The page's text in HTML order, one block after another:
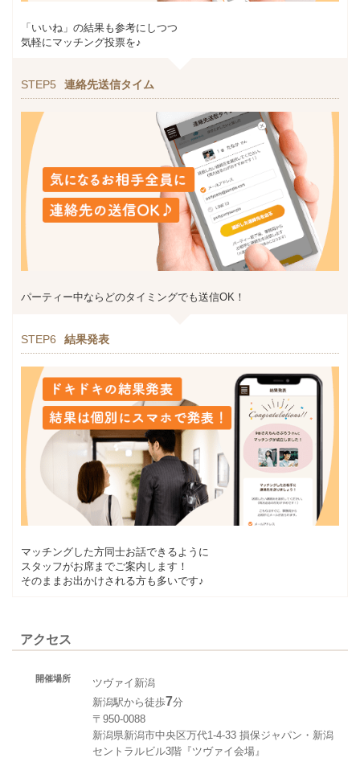
「いいね」の結果も参考にしつつ
気軽にマッチング投票を♪
STEP5 連絡先送信タイム
パーティー中ならどのタイミングでも送信OK！
STEP6 結果発表
マッチングした方同士お話できるように
スタッフがお席までご案内します！
そのままお出かけされる方も多いです♪
アクセス
開催場所
ツヴァイ新潟
新潟駅から徒歩7分
〒950-0088
新潟県新潟市中央区万代1-4-33 損保ジャパン・新潟
セントラルビル3階『ツヴァイ会場』